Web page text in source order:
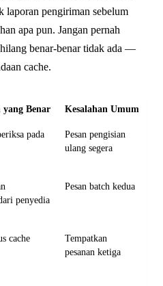
laporan pengiriman sebelum
apa pun. Jangan pernah
benar-benar tidak ada —
cache.
yang Benar Kesalahan Umum
pada
Pesan pengisian
ulang segera
penyedia
Pesan batch kedua
cache
Tempatkan
pesanan ketiga